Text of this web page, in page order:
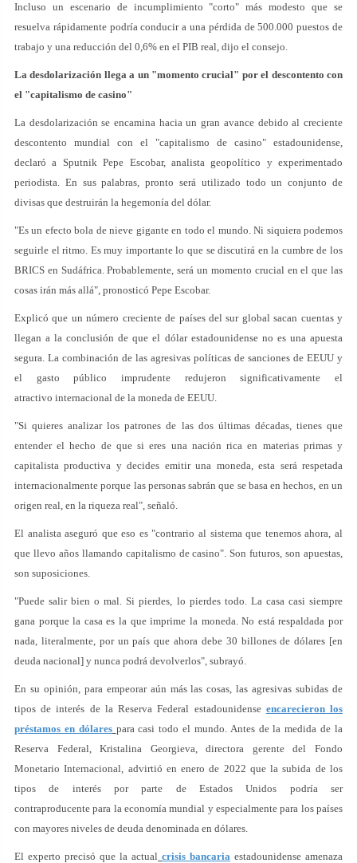
Incluso un escenario de incumplimiento "corto" más modesto que se
resuelva rápidamente podría conducir a una pérdida de 500.000 puestos de
trabajo y una reducción del 0,6% en el PIB real, dijo el consejo.
La desdolarización llega a un "momento crucial" por el descontento con
el "capitalismo de casino"
La desdolarización se encamina hacia un gran avance debido al creciente
descontento mundial con el "capitalismo de casino" estadounidense,
declaró a Sputnik Pepe Escobar, analista geopolítico y experimentado
periodista. En sus palabras, pronto será utilizado todo un conjunto de
divisas que destruirán la hegemonía del dólar.
"Es un efecto bola de nieve gigante en todo el mundo. Ni siquiera podemos
seguirle el ritmo. Es muy importante lo que se discutirá en la cumbre de los
BRICS en Sudáfrica. Probablemente, será un momento crucial en el que las
cosas irán más allá", pronosticó Pepe Escobar.
Explicó que un número creciente de países del sur global sacan cuentas y
llegan a la conclusión de que el dólar estadounidense no es una apuesta
segura. La combinación de las agresivas políticas de sanciones de EEUU y
el gasto público imprudente redujeron significativamente el
atractivo internacional de la moneda de EEUU.
"Si quieres analizar los patrones de las dos últimas décadas, tienes que
entender el hecho de que si eres una nación rica en materias primas y
capitalista productiva y decides emitir una moneda, esta será respetada
internacionalmente porque las personas sabrán que se basa en hechos, en un
origen real, en la riqueza real", señaló.
El analista aseguró que eso es "contrario al sistema que tenemos ahora, al
que llevo años llamando capitalismo de casino". Son futuros, son apuestas,
son suposiciones.
"Puede salir bien o mal. Si pierdes, lo pierdes todo. La casa casi siempre
gana porque la casa es la que imprime la moneda. No está respaldada por
nada, literalmente, por un país que ahora debe 30 billones de dólares [en
deuda nacional] y nunca podrá devolverlos", subrayó.
En su opinión, para empeorar aún más las cosas, las agresivas subidas de
tipos de interés de la Reserva Federal estadounidense encarecieron los
préstamos en dólares para casi todo el mundo. Antes de la medida de la
Reserva Federal, Kristalina Georgieva, directora gerente del Fondo
Monetario Internacional, advirtió en enero de 2022 que la subida de los
tipos de interés por parte de Estados Unidos podría ser
contraproducente para la economía mundial y especialmente para los países
con mayores niveles de deuda denominada en dólares.
El experto precisó que la actual crisis bancaria estadounidense amenaza